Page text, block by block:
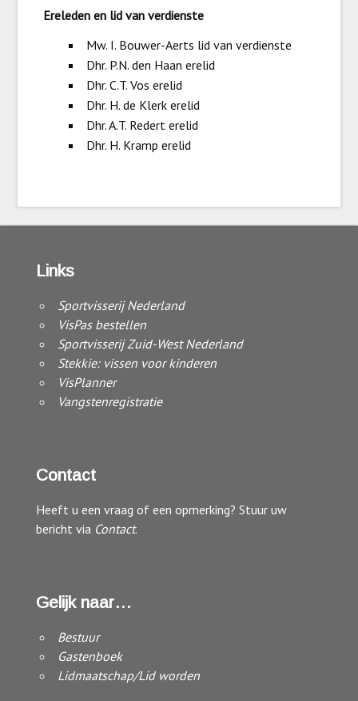
Ereleden en lid van verdienste
Mw. I. Bouwer-Aerts lid van verdienste
Dhr. P.N. den Haan erelid
Dhr. C.T. Vos erelid
Dhr. H. de Klerk erelid
Dhr. A.T. Redert erelid
Dhr. H. Kramp erelid
Links
Sportvisserij Nederland
VisPas bestellen
Sportvisserij Zuid-West Nederland
Stekkie: vissen voor kinderen
VisPlanner
Vangstenregistratie
Contact
Heeft u een vraag of een opmerking? Stuur uw
bericht via Contact.
Gelijk naar…
Bestuur
Gastenboek
Lidmaatschap/Lid worden